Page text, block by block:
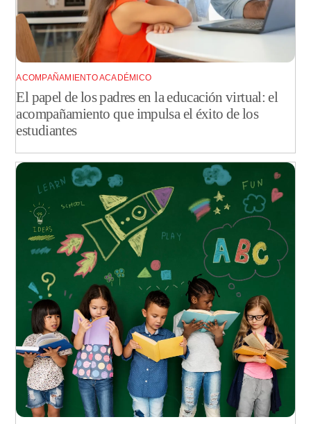
ACOMPAÑAMIENTO ACADÉMICO
El papel de los padres en la educación virtual: el
acompañamiento que impulsa el éxito de los
estudiantes